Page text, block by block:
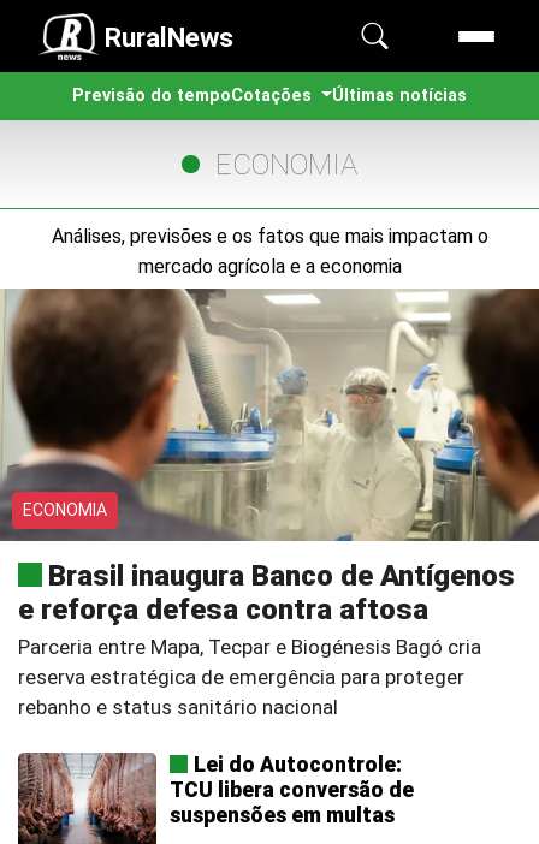
RuralNews
Previsão do tempoCotações Últimas notícias
ECONOMIA
Análises, previsões e os fatos que mais impactam o
mercado agrícola e a economia
ECONOMIA
Brasil inaugura Banco de Antígenos
e reforça defesa contra aftosa
Parceria entre Mapa, Tecpar e Biogénesis Bagó cria
reserva estratégica de emergência para proteger
rebanho e status sanitário nacional
Lei do Autocontrole:
TCU libera conversão de
suspensões em multas